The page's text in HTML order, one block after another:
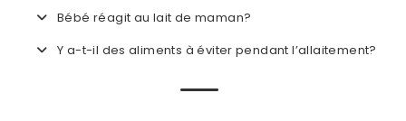
Bébé réagit au lait de maman?
Y a-t-il des aliments à éviter pendant l’allaitement?